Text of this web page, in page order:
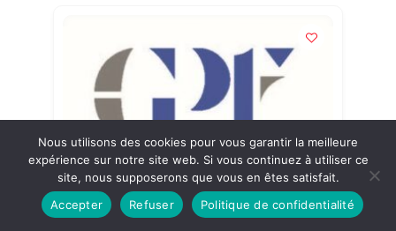
Nous utilisons des cookies pour vous garantir la meilleure
expérience sur notre site web. Si vous continuez à utiliser ce
site, nous supposerons que vous en êtes satisfait.
Accepter
Refuser Politique de confidentialité